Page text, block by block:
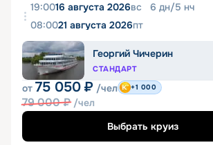
19:0016 августа 2026вс 6 дн/5 нч
08:0021 августа 2026пт
Георгий Чичерин
СТАНДАРТ
от 75 050 ₽ /чел
79 000₽ /чел
+1 000
Выбрать круиз